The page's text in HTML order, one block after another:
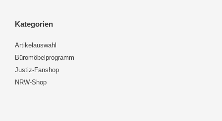
Kategorien
Artikelauswahl
Büromöbelprogramm
Justiz-Fanshop
NRW-Shop